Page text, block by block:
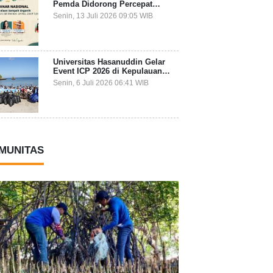
Pemda Didorong Percepat
Transformasi Pengelolaan
Sampah Organik dari Sumber
Senin, 13 Juli 2026 09:05 WIB
Universitas Hasanuddin Gelar
Event ICP 2026 di Kepulauan
Selayar, Mahasiswa dari 27
Negara Jadi Partisipan
Senin, 6 Juli 2026 06:41 WIB